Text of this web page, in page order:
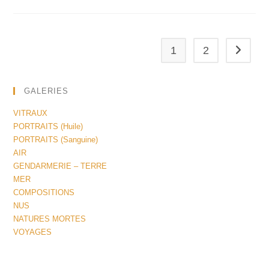
1 2
GALERIES
VITRAUX
PORTRAITS (Huile)
PORTRAITS (Sanguine)
AIR
GENDARMERIE – TERRE
MER
COMPOSITIONS
NUS
NATURES MORTES
VOYAGES